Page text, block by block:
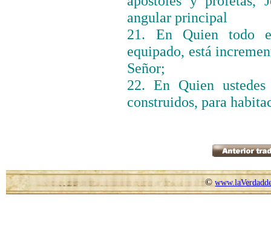
angular principal
21. En Quien todo
equipado, está
Señor;
22. En Quien
construidos, para
©